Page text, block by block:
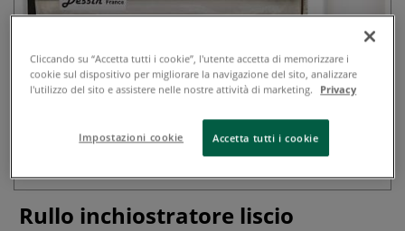
Rullo inchiostratore liscio
Cliccando su “Accetta tutti i cookie”, l'utente accetta di memorizzare i
cookie sul dispositivo per migliorare la navigazione del sito, analizzare
l'utilizzo del sito e assistere nelle nostre attività di marketing.
Privacy
Impostazioni cookie Accetta tutti i cookie